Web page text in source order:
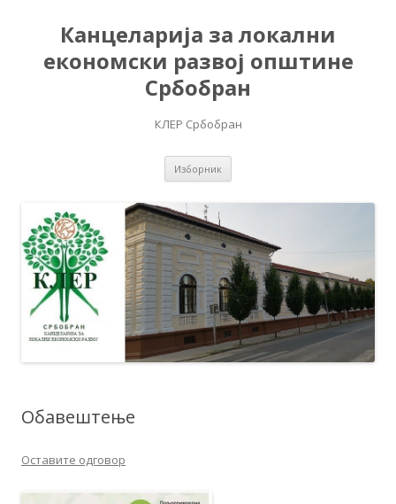
Канцеларија за локални
економски развој општине
Србобран
КЛЕР Србобран
Изборник
Обавештење
Оставите одговор